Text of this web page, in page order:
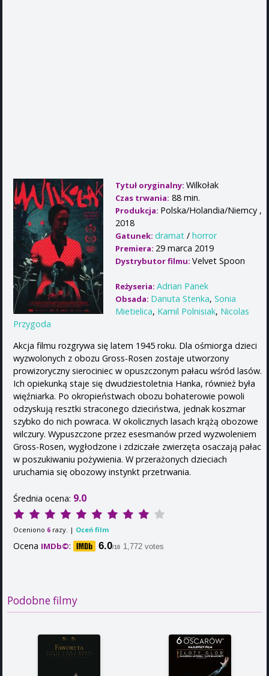
Tytuł oryginalny: Wilkołak
Czas trwania: 88 min.
Produkcja: Polska/Holandia/Niemcy ,
2018
Gatunek: dramat / horror
Premiera: 29 marca 2019
Dystrybutor filmu: Velvet Spoon
Reżyseria: Adrian Panek
Obsada: Danuta Stenka, Sonia
Mietielica, Kamil Polnisiak, Nicolas
Przygoda
Akcja filmu rozgrywa się latem 1945 roku. Dla ośmiorga dzieci
wyzwolonych z obozu Gross-Rosen zostaje utworzony
prowizoryczny sierociniec w opuszczonym pałacu wśród lasów.
Ich opiekunką staje się dwudziestoletnia Hanka, również była
więźniarka. Po okropieństwach obozu bohaterowie powoli
odzyskują resztki straconego dzieciństwa, jednak koszmar
szybko do nich powraca. W okolicznych lasach krążą obozowe
wilczury. Wypuszczone przez esesmanów przed wyzwoleniem
Gross-Rosen, wygłodzone i zdziczałe zwierzęta osaczają pałac
w poszukiwaniu pożywienia. W przerażonych dzieciach
uruchamia się obozowy instynkt przetrwania.
Średnia ocena: 9.0
Oceniono 6 razy. | Oceń film
Ocena IMDb©: 6.0/10 1,772 votes
Podobne filmy